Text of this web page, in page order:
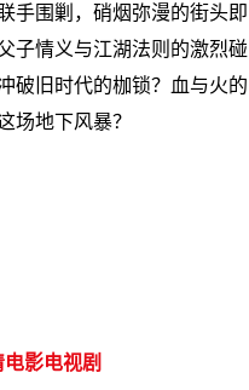
手围剿，硝烟弥漫的街头即
子情义与江湖法则的激烈碰
破旧时代的枷锁？血与火的
场地下风暴？
影电视剧